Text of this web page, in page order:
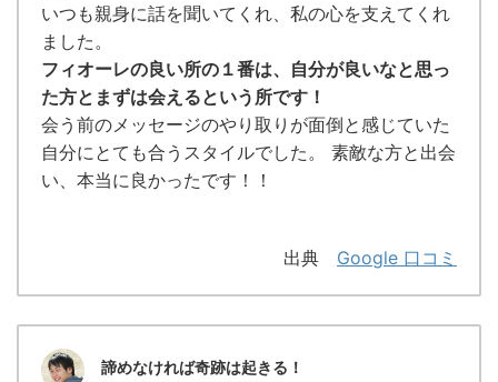
いつも親身に話を聞いてくれ、私の心を支えてくれ
ました。
フィオーレの良い所の１番は、自分が良いなと思っ
た方とまずは会えるという所です！
会う前のメッセージのやり取りが面倒と感じていた
自分にとても合うスタイルでした。 素敵な方と出会
い、本当に良かったです！！
出典 Google 口コミ
諦めなければ奇跡は起きる！